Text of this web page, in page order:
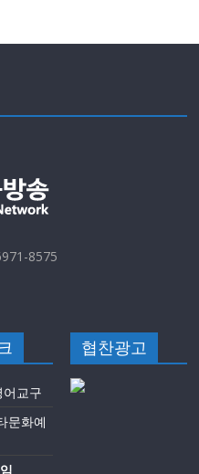
8575
교구
문화예
협찬광고